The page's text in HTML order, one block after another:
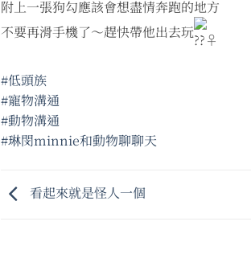
附上一張狗勾應該會想盡情奔跑的地方
不要再滑手機了～趕快帶他出去玩
#低頭族
#寵物溝通
#動物溝通
#琳閔minnie和動物聊聊天
看起來就是怪人一個